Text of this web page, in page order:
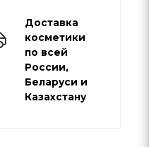
Доставка
косметики
по всей
России,
Беларуси и
Казахстану